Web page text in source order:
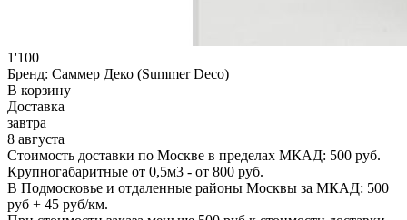
1'100
Бренд: Саммер Деко (Summer Deco)
В корзину
Доставка
завтра
8 августа
Стоимость доставки по Москве в пределах МКАД: 500 руб.
Крупногабаритные от 0,5м3 - от 800 руб.
В Подмосковье и отдаленные районы Москвы за МКАД: 500
руб + 45 руб/км.